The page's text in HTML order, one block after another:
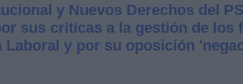
y Nuevos Derechos del
sus críticas a la gestión de los
y por su oposición